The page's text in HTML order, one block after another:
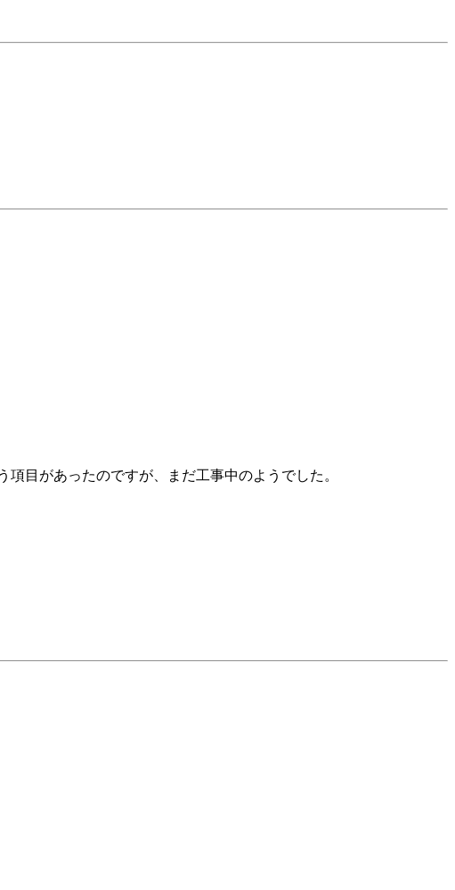
目があったのですが、まだ工事中のようでした。